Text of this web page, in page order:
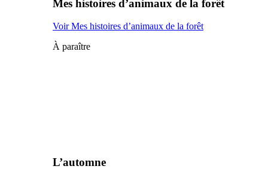
Mes histoires d’animaux de la forêt
Voir Mes histoires d’animaux de la forêt
À paraître
L’automne